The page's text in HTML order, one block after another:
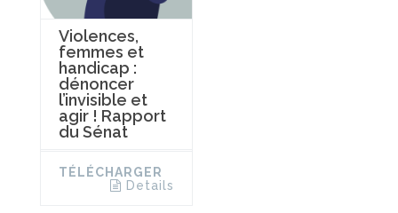
Violences,
femmes et
handicap :
dénoncer
l’invisible et
agir ! Rapport
du Sénat
TÉLÉCHARGER
Details